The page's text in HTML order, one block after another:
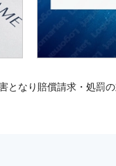
なり賠償請求・処罰の